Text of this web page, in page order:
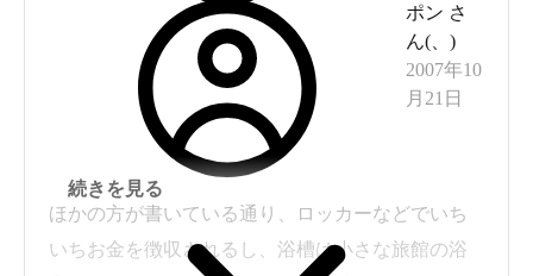
ポン さ
ん(
)
2007年10
月21日
ほかの方が書いている通り、ロッカーなどでいち
いちお金を徴収されるし、浴槽は小さな旅館の浴
続きを見る